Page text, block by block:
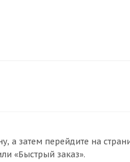
а затем перейдите на
«Быстрый заказ».